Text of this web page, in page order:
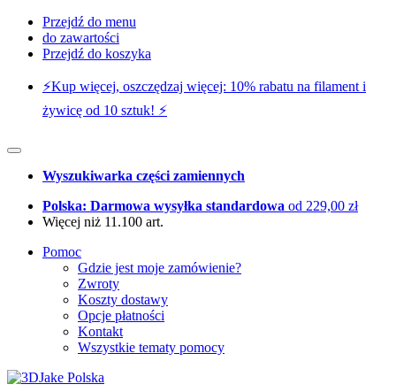
Przejdź do menu
do zawartości
Przejdź do koszyka
⚡️Kup więcej, oszczędzaj więcej: 10% rabatu na filament i
żywicę od 10 sztuk! ⚡️
Wyszukiwarka części zamiennych
Polska: Darmowa wysyłka standardowa od 229,00 zł
Więcej niż 11.100 art.
Pomoc
Gdzie jest moje zamówienie?
Zwroty
Koszty dostawy
Opcje płatności
Kontakt
Wszystkie tematy pomocy